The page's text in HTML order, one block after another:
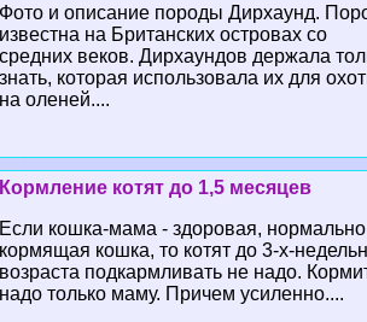
Фото и описание породы Дирхаунд.
известна на Британских островах со
средних веков. Дирхаундов держала
знать, которая использовала их для
на оленей....
Кормление котят до 1,5 месяцев
Если кошка-мама - здоровая, нормально
кормящая кошка, то котят до 3-х-
возраста подкармливать не надо.
надо только маму. Причем усиленно....